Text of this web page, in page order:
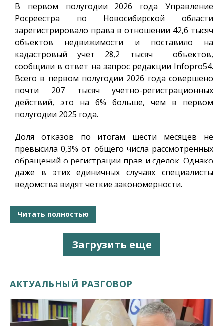
В первом полугодии 2026 года Управление
Росреестра по Новосибирской области
зарегистрировало права в отношении 42,6 тысяч
объектов недвижимости и поставило на
кадастровый учет 28,2 тысяч объектов,
сообщили в ответ на запрос редакции Infopro54.
Всего в первом полугодии 2026 года совершено
почти 207 тысяч учетно-регистрационных
действий, это на 6% больше, чем в первом
полугодии 2025 года.
Доля отказов по итогам шести месяцев не
превысила 0,3% от общего числа рассмотренных
обращений о регистрации прав и сделок. Однако
даже в этих единичных случаях специалисты
ведомства видят четкие закономерности.
Читать полностью
Загрузить еще
АКТУАЛЬНЫЙ РАЗГОВОР